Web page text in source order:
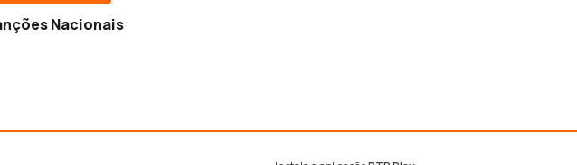
Nacionais